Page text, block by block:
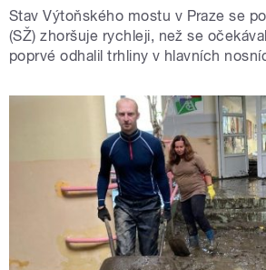
Stav Výtoňského mostu v Praze se
(SŽ) zhoršuje rychleji, než se
poprvé odhalil trhliny v hlavních